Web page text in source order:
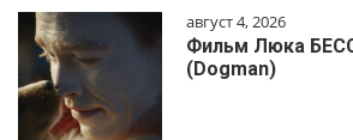
август 4, 2026
Фильм Люка
(Dogman)